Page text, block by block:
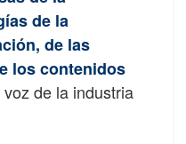
de la
de las
los contenidos
de la industria